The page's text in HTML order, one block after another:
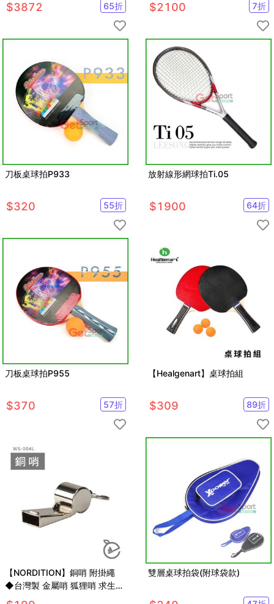
$3872 65折 $2100 7折
刀板桌球拍P933
$320 55折
放射線形網球拍Ti.05
$1900 64折
刀板桌球拍P955
$370 57折
【Healgenart】桌球拍組
$309 89折
【NORDITION】銅哨 附掛繩
◆台灣製 金屬哨 狐狸哨 求生
裁判 團康 體育課 戶外 比賽 運
雙層桌球拍袋(附球袋款)